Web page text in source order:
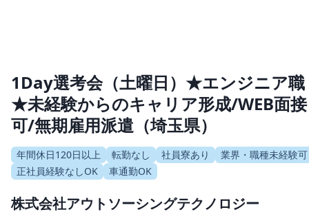
1Day選考会（土曜日）★エンジニア職
★未経験からのキャリア形成/WEB面接
可/無期雇用派遣（埼玉県）
年間休日120日以上 転勤なし 社員寮あり
業界・職種未経験可
正社員経験なしOK
車通勤OK
株式会社アウトソーシングテクノロジー